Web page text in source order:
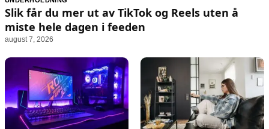
Animasjon
Sosiale medier
Musikk
Filmkveld
Seervaner
Soundtrack
Etiske retningslinjer
Personvernerklæring
Redaksjonell policy
Slik får du mer ut av TikTok og Reels uten å
miste hele dagen i feeden
august 7, 2026